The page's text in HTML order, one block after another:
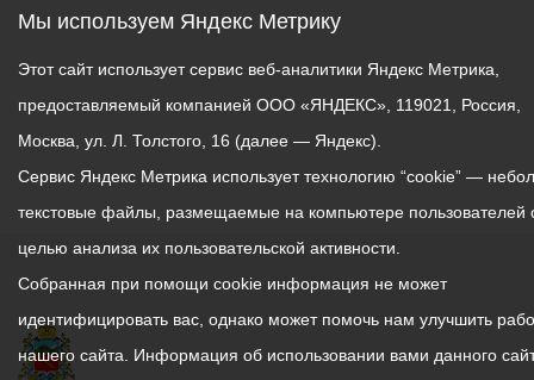
плюсовой температуры на
лавочки и урны.
Даже зимой водные
популярными местами
для прогулок: жители
города продолжают
наслаждаться свежим
Мы используем Яндекс Метрику
Этот сайт использует сервис веб-аналитики Яндекс Метрика,
предоставляемый компанией ООО «ЯНДЕКС», 119021, Россия,
Москва, ул. Л. Толстого, 16 (далее — Яндекс).
Сервис Яндекс Метрика использует технологию “cookie” —
текстовые файлы, размещаемые на компьютере пользователей
целью анализа их пользовательской активности.
Собранная при помощи cookie информация не может
идентифицировать вас, однако может помочь нам улучшить
нашего сайта. Информация об использовании вами данного